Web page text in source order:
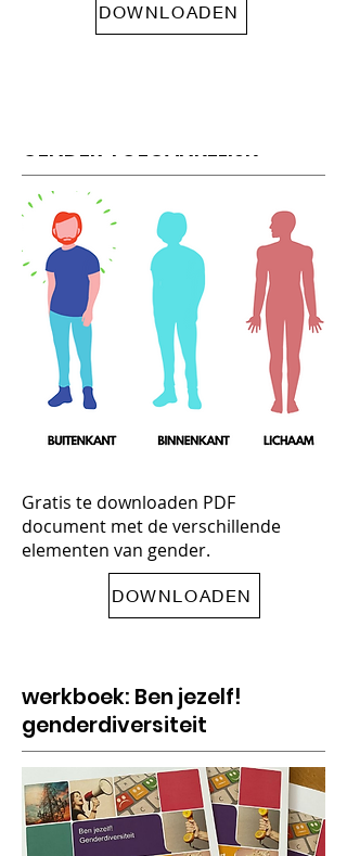
GENDER TOEGANKELIJK
Gratis te downloaden PDF
document met de verschillende
elementen van gender.
DOWNLOADEN
DOWNLOADEN
werkboek: Ben jezelf!
genderdiversiteit